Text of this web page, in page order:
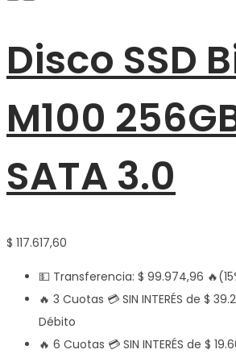
Disco SSD
M100
SATA 3.0
$ 117.617,60
💵 Transferencia: $ 99.974,96
🔥 3 Cuotas 💳 SIN INTERÉS de $
Débito
🔥 6 Cuotas 💳 SIN INTERÉS de $